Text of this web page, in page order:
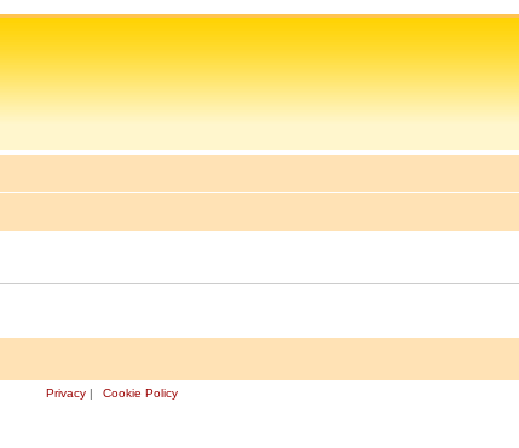
Privacy | Cookie Policy